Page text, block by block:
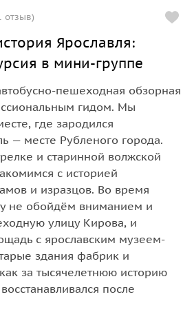
отзыв)
Ярославля:
в мини-группе
пешеходная обзорная
гидом. Мы
где зародился
— месте Рубленого города.
и старинной волжской
с историей
и изразцов. Во время
не обойдём вниманием и
улицу Кирова, и
с ярославским музеем-
здания фабрик и
за тысячелетнюю историю
после